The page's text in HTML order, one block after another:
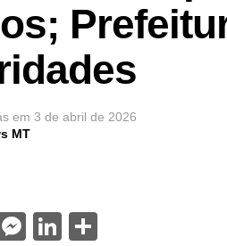
em 3 de abril de 2026
MT
TwitterMessenger
LinkedIn